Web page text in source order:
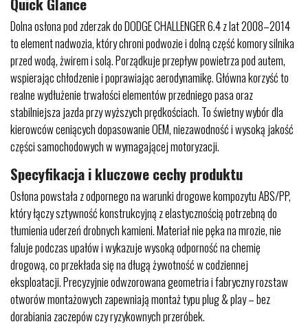
Dolna osłona pod zderzak do DODGE CHALLENGER 6.4 z lat 2008–2014
to element nadwozia, który chroni podwozie i dolną część komory silnika
przed wodą, żwirem i solą. Porządkuje przepływ powietrza pod autem,
wspierając chłodzenie i poprawiając aerodynamikę. Główna korzyść to
realne wydłużenie trwałości elementów przedniego pasa oraz
stabilniejsza jazda przy wyższych prędkościach. To świetny wybór dla
kierowców ceniących dopasowanie OEM, niezawodność i wysoką jakość
części samochodowych w wymagającej motoryzacji.
Specyfikacja i kluczowe cechy produktu
Osłona powstała z odpornego na warunki drogowe kompozytu ABS/PP,
który łączy sztywność konstrukcyjną z elastycznością potrzebną do
tłumienia uderzeń drobnych kamieni. Materiał nie pęka na mrozie, nie
faluje podczas upałów i wykazuje wysoką odporność na chemię
drogową, co przekłada się na długą żywotność w codziennej
eksploatacji. Precyzyjnie odwzorowana geometria i fabryczny rozstaw
otworów montażowych zapewniają montaż typu plug & play – bez
dorabiania zaczepów czy ryzykownych przeróbek.